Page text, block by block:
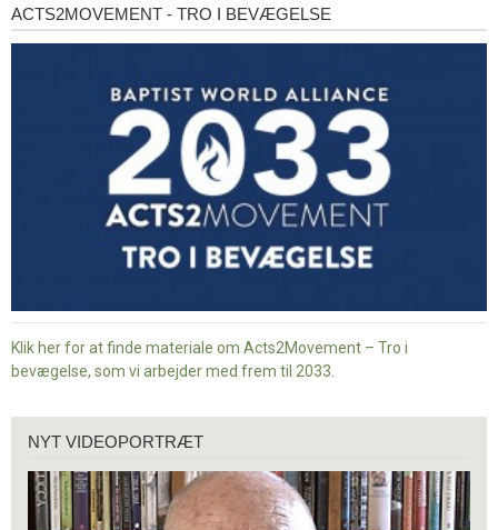
Acts2Movement
-
ACTS2MOVEMENT - TRO I BEVÆGELSE
Klik her for at finde materiale om Acts2Movement – Tro i
bevægelse, som vi arbejder med frem til 2033.
videoportræt
NYT VIDEOPORTRÆT